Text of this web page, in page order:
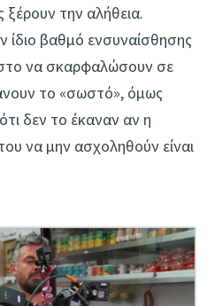
ξέρουν την αλήθεια.
ίδιο βαθμό ενσυναίσθησης
να σκαρφαλώσουν σε
το «σωστό», όμως
δεν το έκαναν αν η
να μην ασχοληθούν είναι